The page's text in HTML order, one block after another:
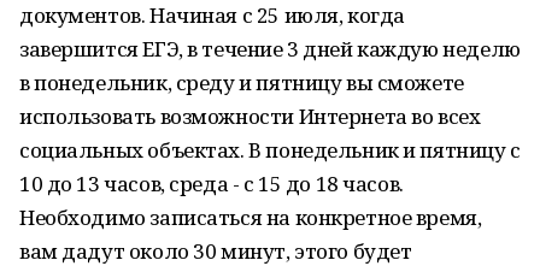
документов. Начиная с 25 июля, когда
завершится ЕГЭ, в течение 3 дней каждую неделю
в понедельник, среду и пятницу вы сможете
использовать возможности Интернета во всех
социальных объектах. В понедельник и пятницу с
10 до 13 часов, среда - с 15 до 18 часов.
Необходимо записаться на конкретное время,
вам дадут около 30 минут, этого будет